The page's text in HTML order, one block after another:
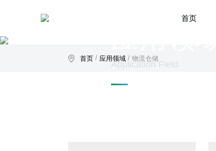
首页
Application Field
首页 / 应用领域 /物流仓储